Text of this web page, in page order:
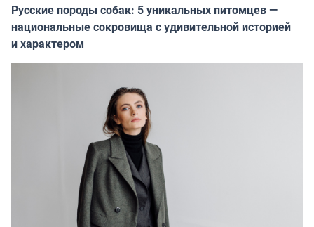
Русские породы собак: 5 уникальных питомцев —
национальные сокровища с удивительной историей
и характером